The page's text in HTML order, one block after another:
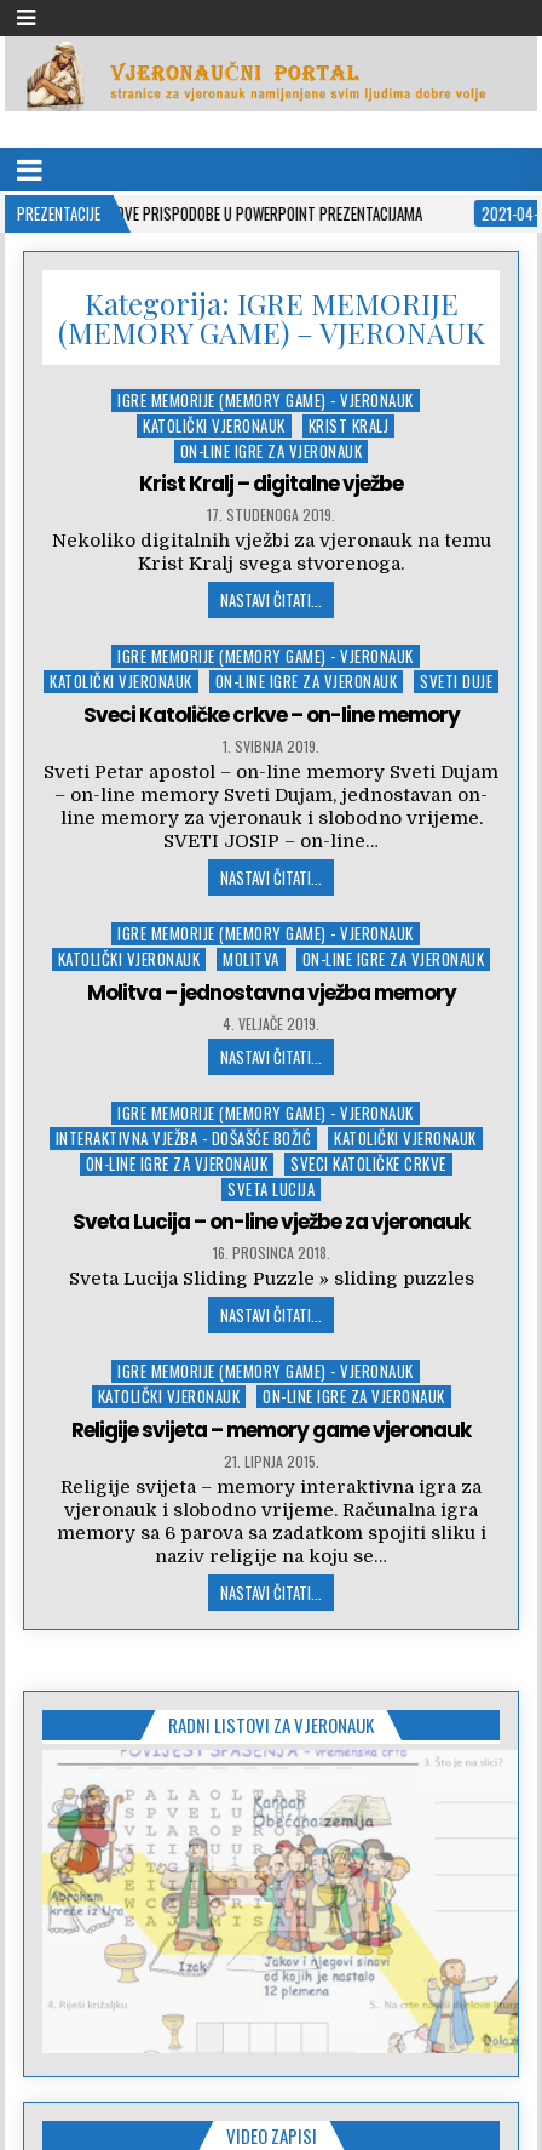
VJERONAUČNI PORTAL
PREZENTACIJE
ISUSOVE PRISPODOBE U POWERPOINT PREZENTACIJAMA 2021-04-08 JA
Kategorija: IGRE MEMORIJE
(MEMORY GAME) – VJERONAUK
Posted
IGRE MEMORIJE (MEMORY GAME) - VJERONAUK
KATOLIČKI VJERONAUK
KRIST KRALJ
ON-LINE IGRE ZA VJERONAUK
Krist Kralj – digitalne vježbe
17. STUDENOGA 2019.
Nekoliko digitalnih vježbi za vjeronauk na temu
Krist Kralj svega stvorenoga.
NASTAVI ČITATI...
Posted
in
IGRE MEMORIJE (MEMORY GAME) - VJERONAUK
KATOLIČKI VJERONAUK
ON-LINE IGRE ZA VJERONAUK SVETI DUJE
Sveci Katoličke crkve – on-line memory
1. SVIBNJA 2019.
Sveti Petar apostol – on-line memory Sveti Dujam
– on-line memory Sveti Dujam, jednostavan on-
line memory za vjeronauk i slobodno vrijeme.
SVETI JOSIP – on-line…
NASTAVI ČITATI...
Posted
in
IGRE MEMORIJE (MEMORY GAME) - VJERONAUK
KATOLIČKI VJERONAUK
MOLITVA ON-LINE IGRE ZA VJERONAUK
Molitva – jednostavna vježba memory
4. VELJAČE 2019.
NASTAVI ČITATI...
Posted
in
IGRE MEMORIJE (MEMORY GAME) - VJERONAUK
INTERAKTIVNA VJEŽBA - DOŠAŠĆE BOŽIĆ
KATOLIČKI VJERONAUK
ON-LINE IGRE ZA VJERONAUK
SVECI KATOLIČKE CRKVE
SVETA LUCIJA
Sveta Lucija – on-line vježbe za vjeronauk
16. PROSINCA 2018.
Sveta Lucija Sliding Puzzle » sliding puzzles
NASTAVI ČITATI...
Posted
in
IGRE MEMORIJE (MEMORY GAME) - VJERONAUK
KATOLIČKI VJERONAUK
ON-LINE IGRE ZA VJERONAUK
Religije svijeta – memory game vjeronauk
21. LIPNJA 2015.
Religije svijeta – memory interaktivna igra za
vjeronauk i slobodno vrijeme. Računalna igra
memory sa 6 parova sa zadatkom spojiti sliku i
naziv religije na koju se…
NASTAVI ČITATI...
RADNI LISTOVI ZA VJERONAUK
VIDEO ZAPISI